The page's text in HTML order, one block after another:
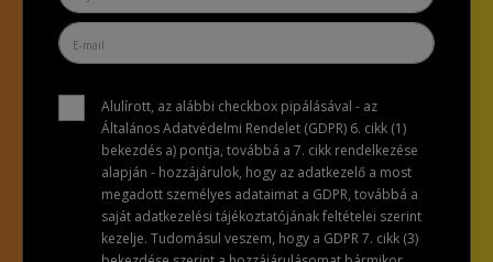
Alulírott, az alábbi checkbox pipálásával - az
Általános Adatvédelmi Rendelet (GDPR) 6. cikk (1)
bekezdés a) pontja, továbbá a 7. cikk rendelkezése
alapján - hozzájárulok, hogy az adatkezelő a most
megadott személyes adataimat a GDPR, továbbá a
saját adatkezelési tájékoztatójának feltételei szerint
kezelje. Tudomásul veszem, hogy a GDPR 7. cikk (3)